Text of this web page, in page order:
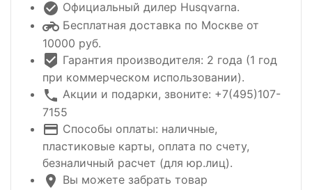
Официальный дилер Husqvarna.
Бесплатная доставка по Москве от
10000 руб.
Гарантия производителя: 2 года (1 год
при коммерческом использовании).
Акции и подарки, звоните: +7(495)107-
7155
Способы оплаты: наличные,
пластиковые карты, оплата по счету,
безналичный расчет (для юр.лиц).
Вы можете забрать товар